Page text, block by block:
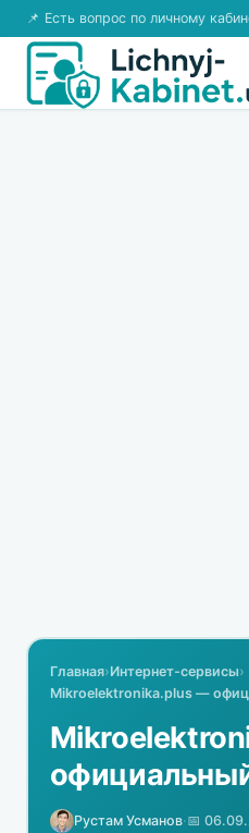
📌 Есть вопрос по личному
Главная›Интернет-сервисы›
Mikroelektronika.plus —
Рустам Усманов·📅